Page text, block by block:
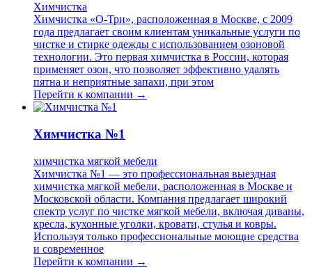
Химчистка
Химчистка «О-Три», расположенная в Москве, с 2009
года предлагает своим клиентам уникальные услуги по
чистке и стирке одежды с использованием озоновой
технологии. Это первая химчистка в России, которая
применяет озон, что позволяет эффективно удалять
пятна и неприятные запахи, при этом
Перейти к компании →
Химчистка №1
химчистка мягкой мебели
Химчистка №1 — это профессиональная выездная
химчистка мягкой мебели, расположенная в Москве и
Московской области. Компания предлагает широкий
спектр услуг по чистке мягкой мебели, включая диваны,
кресла, кухонные уголки, кровати, стулья и ковры.
Используя только профессиональные моющие средства
и современное
Перейти к компании →